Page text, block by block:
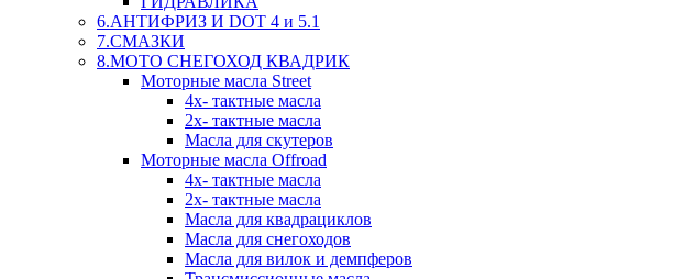
6.АНТИФРИЗ И DOT 4 и 5.1
7.СМАЗКИ
8.МОТО СНЕГОХОД КВАДРИК
Моторные масла Street
4х- тактные масла
2х- тактные масла
Масла для скутеров
Моторные масла Offroad
4х- тактные масла
2х- тактные масла
Масла для квадрациклов
Масла для снегоходов
Масла для вилок и демпферов